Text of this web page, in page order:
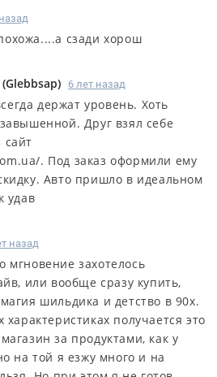
сзади хорош
(Glebbsap) 6 лет назад
держат уровень. Хоть
Друг взял себе
. Под заказ оформили ему
Авто пришло в идеальном
удав
назад
мгновение захотелось
или вообще сразу купить,
шильдика и детство в 90х.
получается это
за продуктами, как у
на той я езжу много и на